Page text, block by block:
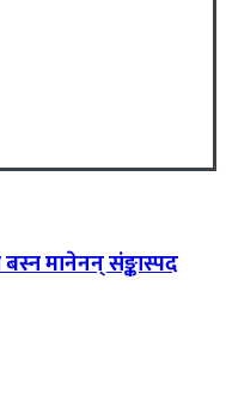
मानेनन् संङ्कास्पद